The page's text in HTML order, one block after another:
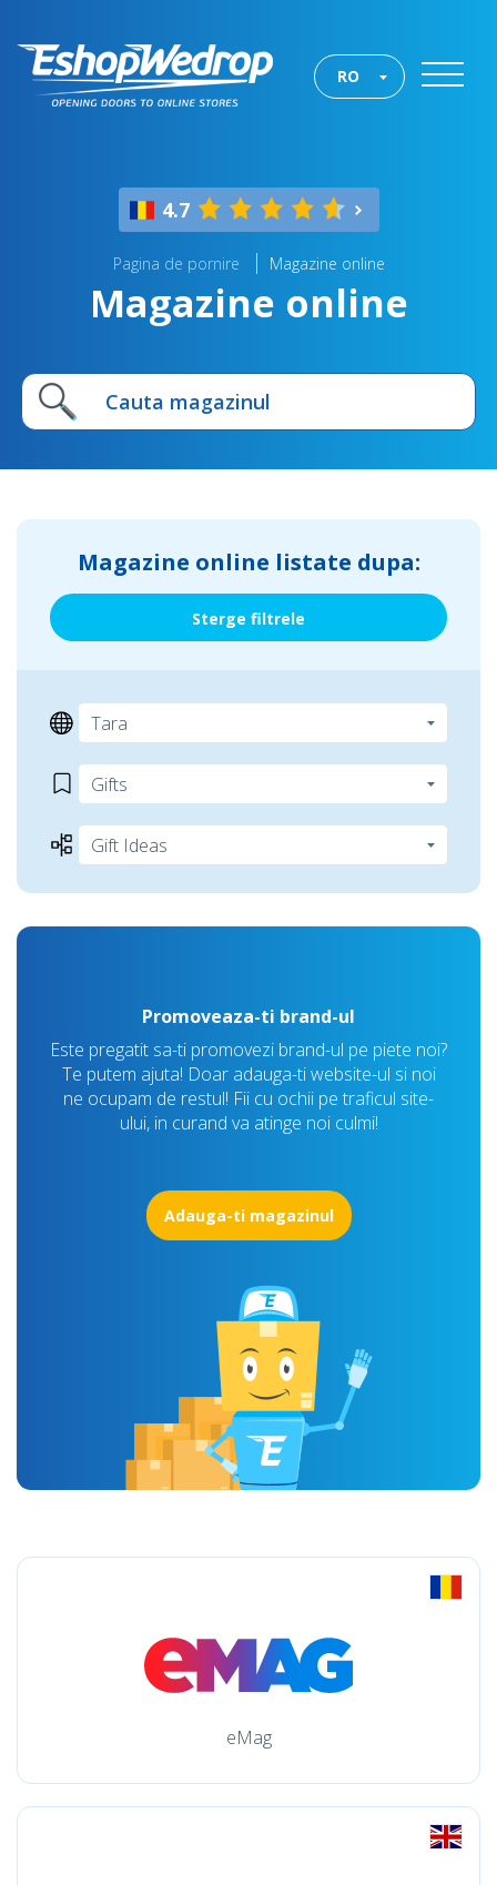
RO
4.7
Pagina de pornire Magazine online
Magazine online
Magazine online listate dupa:
Sterge filtrele
Promoveaza-ti brand-ul
Este pregatit sa-ti promovezi brand-ul pe piete noi?
Te putem ajuta! Doar adauga-ti website-ul si noi
ne ocupam de restul! Fii cu ochii pe traficul site-
ului, in curand va atinge noi culmi!
Adauga-ti magazinul
eMag